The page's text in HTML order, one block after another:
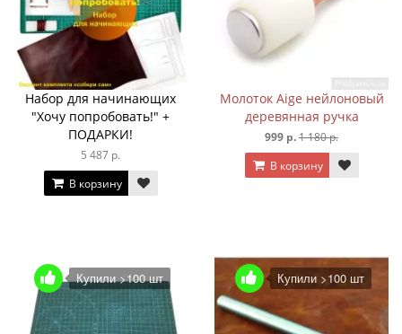
Набор для начинающих
"Хочу попробовать!" +
ПОДАРКИ!
5 487 р.
В корзину
Молоток Aige нейлоновый
деревянная ручка
999 р.1 180 р.
В корзину
Купили >100 шт Купили >100 шт